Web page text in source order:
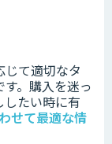
て適切なタ
。購入を迷っ
たい時に有
せて最適な情